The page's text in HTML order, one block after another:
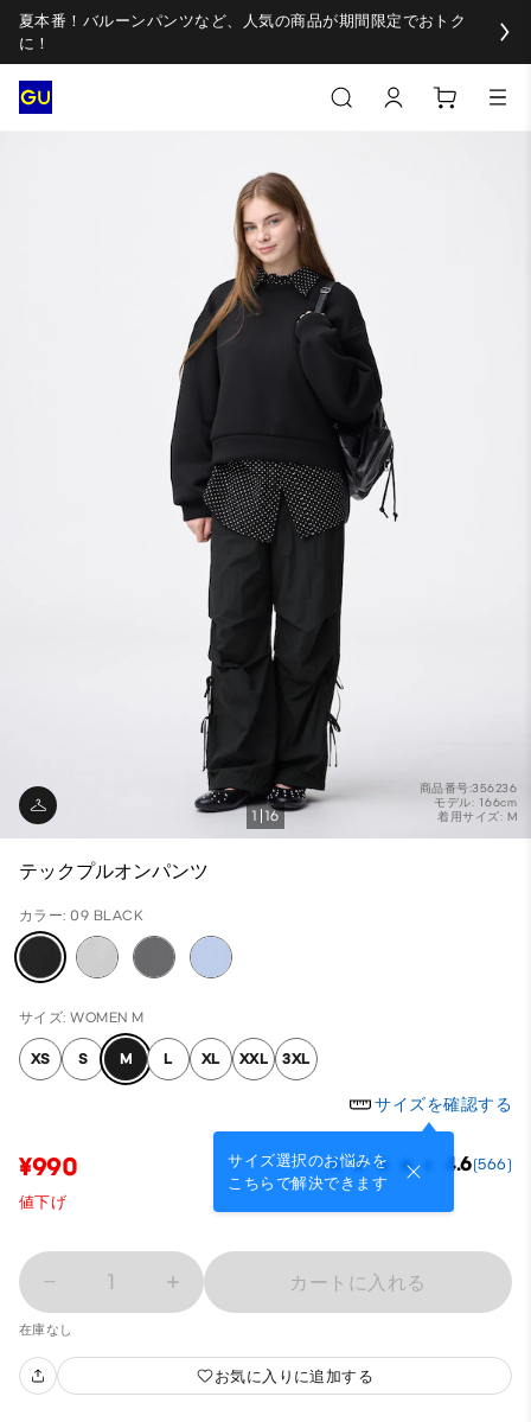
夏本番！バルーンパンツなど、人気の商品が期間限定でおトク
に！
商品番号:356236
モデル: 166cm
着用サイズ: M
1 16
テックプルオンパンツ
カラー: 09 BLACK
サイズ: WOMEN M
XS S M L XL XXL 3XL
サイズを確認する
サイズ選択のお悩みを
こちらで解決できます
¥990 4.6(566)
値下げ
1 カートに入れる
在庫なし
お気に入りに追加する